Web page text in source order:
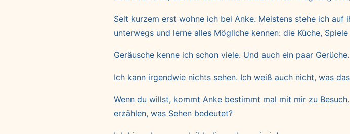
Seit kurzem erst wohne ich bei Anke. Meistens stehe ich
unterwegs und lerne alles Mögliche kennen: die Küche,
Geräusche kenne ich schon viele. Und auch ein paar
Ich kann irgendwie nichts sehen. Ich weiß auch nicht, was
Wenn du willst, kommt Anke bestimmt mal mit mir zu
erzählen, was Sehen bedeutet?